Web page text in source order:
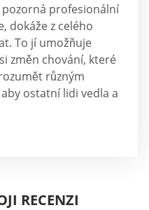
pozorná profesionální
dokáže z celého
To jí umožňuje
změn chování, které
různým
ostatní lidi vedla a
RECENZI